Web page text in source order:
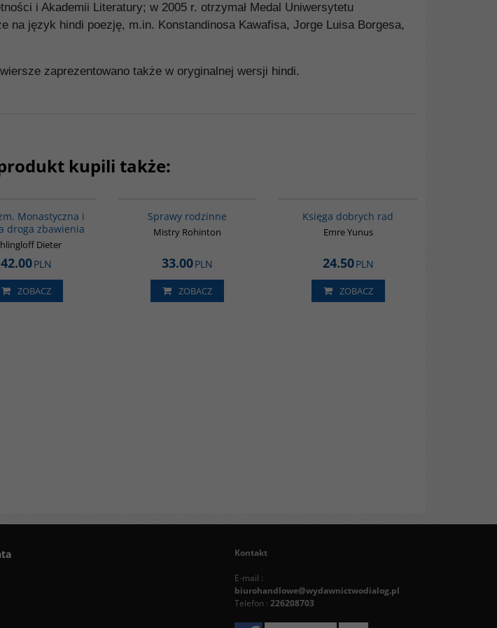
i Akademii Literatury; w 2005 r. otrzymał Medal Uniwersytetu
na język hindi poezję, m.in. Konstandinosa Kawafisa, Jorge Luisa Borgesa,
zaprezentowano także w oryginalnej wersji hindi.
kupili także:
Monastyczna i
droga zbawienia
Dieter
42.00PLN
ZOBACZ
Sprawy rodzinne
Mistry Rohinton
33.00PLN
ZOBACZ
Księga dobrych rad
Emre Yunus
24.50PLN
ZOBACZ
Kontakt
E-mail :
biurohandlowe@wydawnictwodialog.pl
Telefon : 226208703